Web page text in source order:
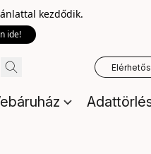
kezdődik.
ide!